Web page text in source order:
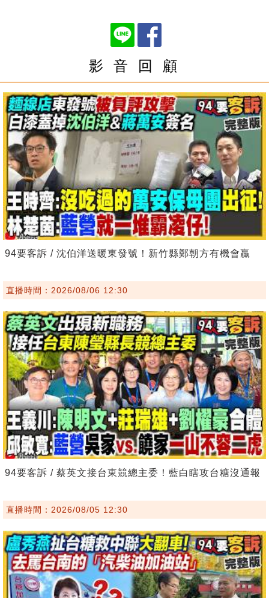
影 音 回 顧
94要客訴 / 沈伯洋送暖東發號！新竹縣鄭朝方有機會贏
直播時間：2026/08/06 12:30
94要客訴 / 蔡英文接台東競總主委！藍白瞎攻台糖沒通報
直播時間：2026/08/05 12:30